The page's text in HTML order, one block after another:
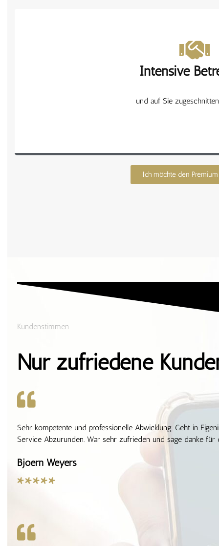
Intensive
und auf Sie
Fokus auf Ihrem
mit Premium-
Ich möchte den
Kundenstimmen
Nur zufriedene
Sehr kompetente und professionelle Abwicklung. Geht in
Service Abzurunden. War sehr zufrieden und sage danke für
Bjoern Weyers
*****